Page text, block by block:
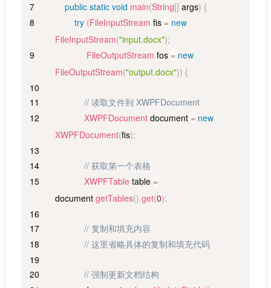
public static void main(String[] args) {
try (FileInputStream fis = new
FileInputStream("input.docx");
FileOutputStream fos = new
FileOutputStream("output.docx")) {
// 读取文件到 XWPFDocument
XWPFDocument document = new
XWPFDocument(fis);
// 获取第一个表格
XWPFTable table =
document.getTables().get(0);
// 复制和填充内容
// 这里省略具体的复制和填充代码
// 强制更新文档结构